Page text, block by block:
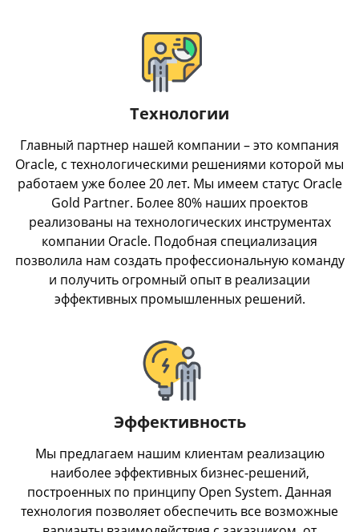
Технологии
Главный партнер нашей компании – это компания
Oracle, с технологическими решениями которой мы
работаем уже более 20 лет. Мы имеем статус Oracle
Gold Partner. Более 80% наших проектов
реализованы на технологических инструментах
компании Oracle. Подобная специализация
позволила нам создать профессиональную команду
и получить огромный опыт в реализации
эффективных промышленных решений.
Эффективность
Мы предлагаем нашим клиентам реализацию
наиболее эффективных бизнес-решений,
построенных по принципу Open System. Данная
технология позволяет обеспечить все возможные